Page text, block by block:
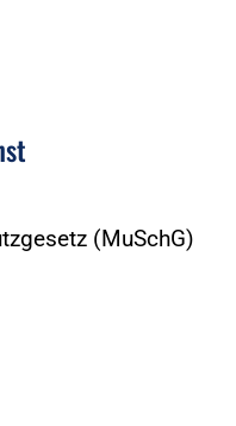
(MuSchG)